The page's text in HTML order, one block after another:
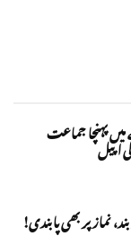
پہنچا جماعت
اپیل